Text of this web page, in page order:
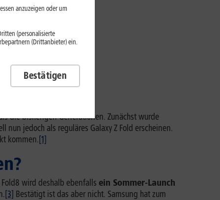
die bisherigen Generationen. Zunächst wurde
jedoch als reguläres Galaxy Z Fold erscheinen.
kommen.[1]
Fold8 wird deshalb ebenfalls ein Sommer-Launch
[3] Bestätigt ist das aber nicht. Samsung hat zum
anzuzeigen oder um
(personalisierte
(Drittanbieter) ein.
Bestätigen